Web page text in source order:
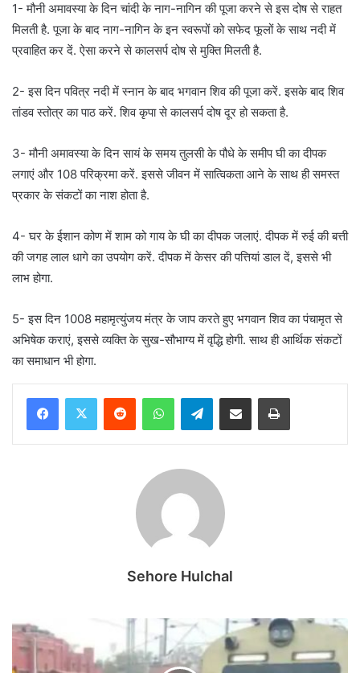
1- मौनी अमावस्या के दिन चांदी के नाग-नागिन की पूजा करने से इस दोष से राहत
मिलती है. पूजा के बाद नाग-नागिन के इन स्वरूपों को सफेद फूलों के साथ नदी में
प्रवाहित कर दें. ऐसा करने से कालसर्प दोष से मुक्ति मिलती है.
2- इस दिन पवित्र नदी में स्नान के बाद भगवान शिव की पूजा करें. इसके बाद शिव
तांडव स्तोत्र का पाठ करें. शिव कृपा से कालसर्प दोष दूर हो सकता है.
3- मौनी अमावस्या के दिन सायं के समय तुलसी के पौधे के समीप घी का दीपक
लगाएं और 108 परिक्रमा करें. इससे जीवन में सात्विकता आने के साथ ही समस्त
प्रकार के संकटों का नाश होता है.
4- घर के ईशान कोण में शाम को गाय के घी का दीपक जलाएं. दीपक में रुई की बत्ती
की जगह लाल धागे का उपयोग करें. दीपक में केसर की पत्तियां डाल दें, इससे भी
लाभ होगा.
5- इस दिन 1008 महामृत्युंजय मंत्र के जाप करते हुए भगवान शिव का पंचामृत से
अभिषेक कराएं, इससे व्यक्ति के सुख-सौभाग्य में वृद्धि होगी. साथ ही आर्थिक संकटों
का समाधान भी होगा.
Telegram
Sehore Hulchal